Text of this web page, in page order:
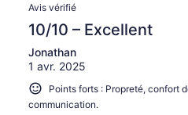
Avis vérifié
10/10 – Excellent
Jonathan
1 avr. 2025
Points forts : Propreté, confort
communication.